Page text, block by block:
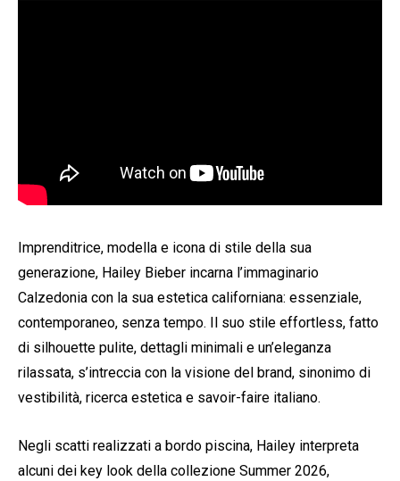
Imprenditrice, modella e icona di stile della sua
generazione, Hailey Bieber incarna l’immaginario
Calzedonia con la sua estetica californiana: essenziale,
contemporaneo, senza tempo. Il suo stile effortless, fatto
di silhouette pulite, dettagli minimali e un’eleganza
rilassata, s’intreccia con la visione del brand, sinonimo di
vestibilità, ricerca estetica e savoir-faire italiano.
Negli scatti realizzati a bordo piscina, Hailey interpreta
alcuni dei key look della collezione Summer 2026,